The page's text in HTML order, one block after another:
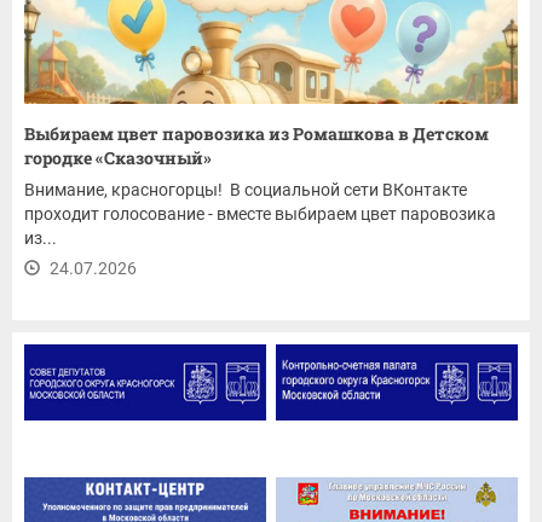
Выбираем цвет паровозика из Ромашкова в Детском
городке «Сказочный»
Внимание, красногорцы! В социальной сети ВКонтакте
проходит голосование - вместе выбираем цвет паровозика
из...
24.07.2026